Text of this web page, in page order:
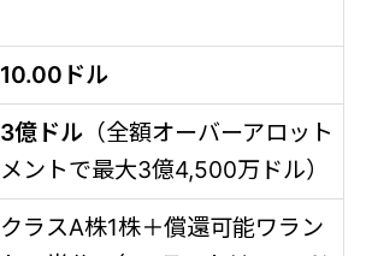
10.00ドル
3億ドル（全額オーバーアロット
メントで最大3億4,500万ドル）
クラスA株1株＋償還可能ワラン